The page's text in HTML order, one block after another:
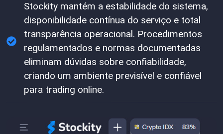
Stockity mantém a estabilidade do sistema,
disponibilidade contínua do serviço e total
transparência operacional. Procedimentos
regulamentados e normas documentadas
eliminam dúvidas sobre confiabilidade,
criando um ambiente previsível e confiável
para trading online.